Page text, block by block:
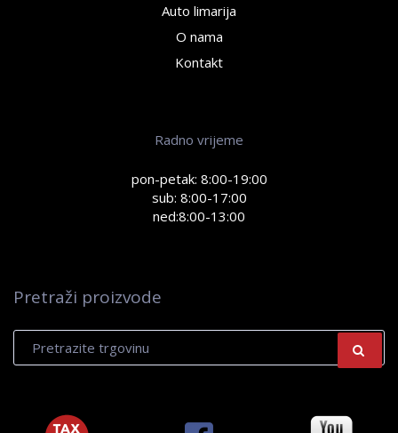
Auto limarija
O nama
Kontakt
Radno vrijeme
pon-petak: 8:00-19:00
sub: 8:00-17:00
ned:8:00-13:00
Pretraži proizvode
Products
search